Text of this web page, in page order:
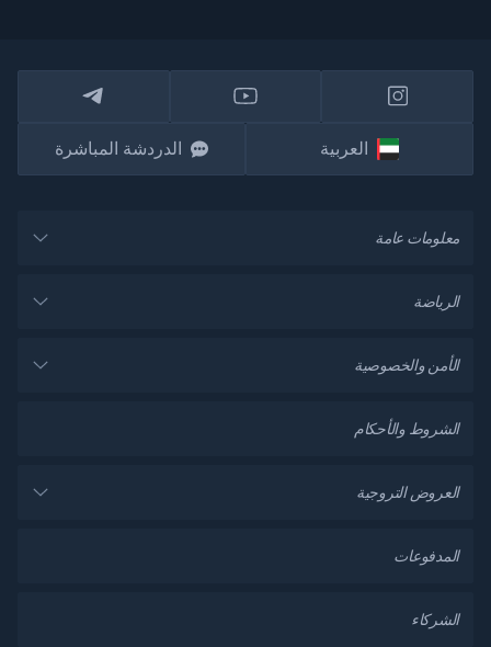
العربية الدردشة المباشرة
معلومات عامة
الرياضة
الأمن والخصوصية
الشروط والأحكام
العروض التروجية
المدفوعات
الشركاء